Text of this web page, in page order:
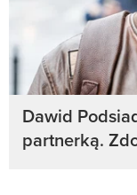
Dawid
partnerką.